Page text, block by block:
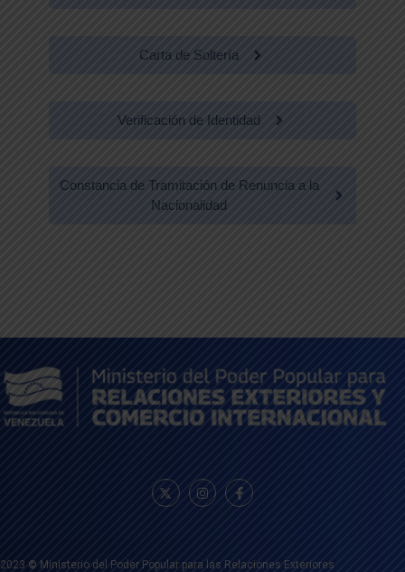
Carta de Soltería
Verificación de Identidad
Constancia de Tramitación de Renuncia a la
Nacionalidad
2023 © Ministerio del Poder Popular para las Relaciones Exteriores